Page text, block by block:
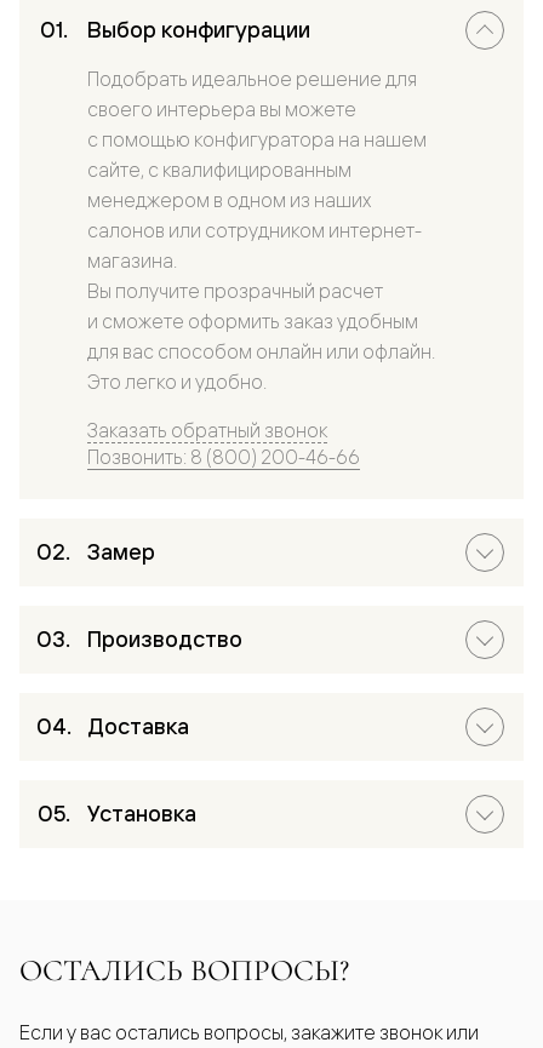
Выбор конфигурации
Подобрать идеальное решение для
своего интерьера вы можете
с помощью конфигуратора на нашем
сайте, с квалифицированным
менеджером в одном из наших
салонов или сотрудником интернет-
магазина.
Вы получите прозрачный расчет
и сможете оформить заказ удобным
для вас способом онлайн или офлайн.
Это легко и удобно.
Заказать обратный звонок
Позвонить: 8 (800) 200-46-66
Замер
Производство
Доставка
Установка
ОСТАЛИСЬ ВОПРОСЫ?
Если у вас остались вопросы, закажите звонок или